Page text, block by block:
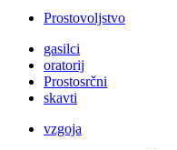
Prostovoljstvo
gasilci
oratorij
Prostosrčni
skavti
vzgoja